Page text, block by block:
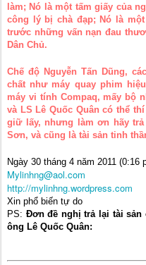
làm; Nó là một tấm giấy của
công lý bị chà đạp; Nó là
trước những vấn nạn đau
Dân Chủ.
Chế độ Nguyễn Tấn Dũng,
chất như máy quay phim
máy vi tính Compaq, mấy bộ
và LS Lê Quốc Quân có thể
giữ lấy, nhưng làm ơn hãy
Sơn, và cũng là tài sản tinh
Ngày 30 tháng 4 năm 2011 (0:16
Mylinhng@aol.com
http://mylinhng.wordpress.com
Xin phổ biến tự do
PS: Đơn đề nghị trả lại tài sản
ông Lê Quốc Quân: